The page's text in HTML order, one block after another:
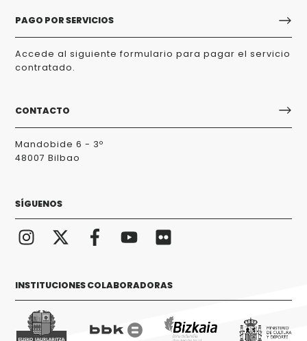
PAGO POR SERVICIOS
Accede al siguiente formulario para pagar el servicio
contratado.
CONTACTO
Mandobide 6 - 3º
48007 Bilbao
SÍGUENOS
INSTITUCIONES COLABORADORAS